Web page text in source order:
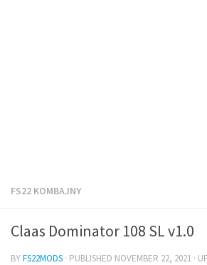
FS22 KOMBAJNY
Claas Dominator 108 SL v1.0
BYFS22MODS · PUBLISHED NOVEMBER 22, 2021 ·